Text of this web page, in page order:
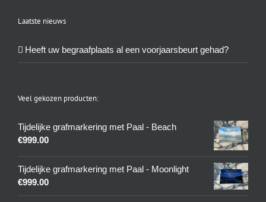
Laatste nieuws
Heeft uw begraafplaats al een voorjaarsbeurt gehad?
Veel gekozen producten:
Tijdelijke grafmarkering met Paal - Beach
€999.00
Tijdelijke grafmarkering met Paal - Moonlight
€999.00